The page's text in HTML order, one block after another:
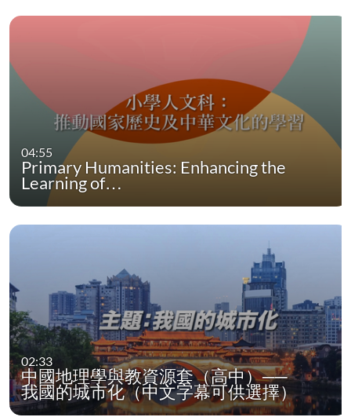
04:55
Primary Humanities: Enhancing the
Learning of…
02:33
中國地理學與教資源套（高中）──
我國的城市化（中文字幕可供選擇）